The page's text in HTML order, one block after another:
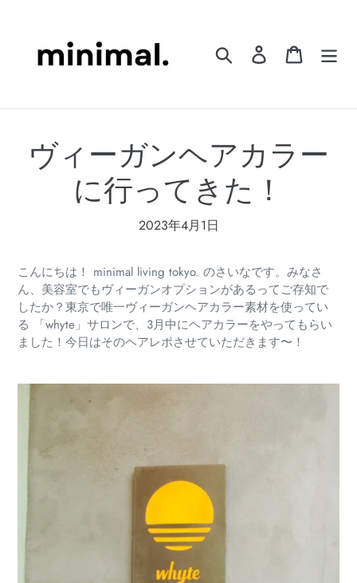
検索 ログインカート
ヴィーガンヘアカラー
に行ってきた！
2023年4月1日
こんにちは！ minimal living tokyo. のさいなです。みなさ
ん、美容室でもヴィーガンオプションがあるってご存知で
したか？東京で唯一ヴィーガンヘアカラー素材を使ってい
る 「whyte」サロンで、3月中にヘアカラーをやってもらい
ました！今日はそのヘアレポさせていただきます〜！